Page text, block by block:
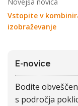
Vstopite v
izobraževanje
E-novice
Bodite
s področja